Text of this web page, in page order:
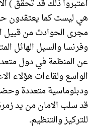
اعتبروا ذلك قد تحقق )
هي ليست كما يعتقدون
مجرى الحوادث من قبيل
وفرنسا والسيل الهائل
عن المنظمة في دول
الواسع ولقاءات هؤلاء
ودبلوماسية متعددة
قد سلب الامان من يد
للتركيز والتنظيم.